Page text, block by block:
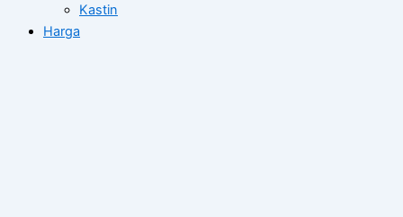
Kastin
Harga